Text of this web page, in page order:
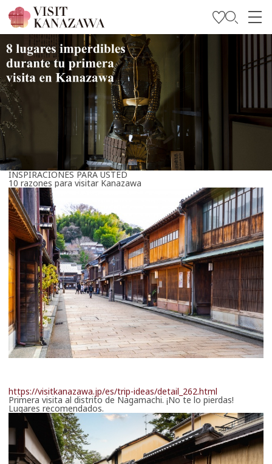
Inspírese
Explore
Planee su viaje
Travel Trade and Media
INSPIRACIONES PARA USTED
10 razones para visitar Kanazawa
https://visitkanazawa.jp/es/trip-ideas/detail_262.html
Primera visita al distrito de Nagamachi. ¡No te lo pierdas!
Lugares recomendados.